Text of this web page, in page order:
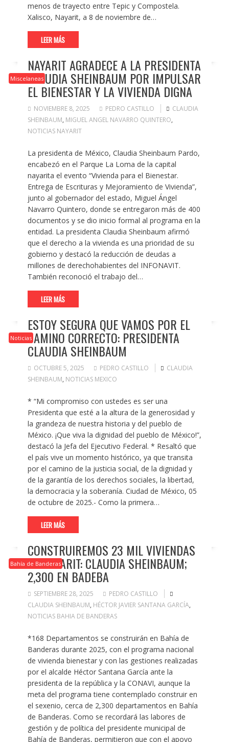
menos de trayecto entre Tepic y Compostela.
Xalisco, Nayarit, a 8 de noviembre de…
LEER MÁS
Miscelaneas
NAYARIT AGRADECE A LA PRESIDENTA
CLAUDIA SHEINBAUM POR IMPULSAR
EL BIENESTAR Y LA VIVIENDA DIGNA
NOVIEMBRE 8, 2025 PEDRO CASTILLO
CLAUDIA
SHEINBAUM, MIGUEL ANGEL NAVARRO QUINTERO,
NOTICIAS NAYARIT
La presidenta de México, Claudia Sheinbaum Pardo,
encabezó en el Parque La Loma de la capital
nayarita el evento “Vivienda para el Bienestar.
Entrega de Escrituras y Mejoramiento de Vivienda”,
junto al gobernador del estado, Miguel Ángel
Navarro Quintero, donde se entregaron más de 400
documentos y se dio inicio formal al programa en la
entidad. La presidenta Claudia Sheinbaum afirmó
que el derecho a la vivienda es una prioridad de su
gobierno y destacó la reducción de deudas a
millones de derechohabientes del INFONAVIT.
También reconoció el trabajo del…
LEER MÁS
Noticias
ESTOY SEGURA QUE VAMOS POR EL
CAMINO CORRECTO: PRESIDENTA
CLAUDIA SHEINBAUM
OCTUBRE 5, 2025 PEDRO CASTILLO
CLAUDIA
SHEINBAUM, NOTICIAS MEXICO
* “Mi compromiso con ustedes es ser una
Presidenta que esté a la altura de la generosidad y
la grandeza de nuestra historia y del pueblo de
México. ¡Que viva la dignidad del pueblo de México!”,
destacó la Jefa del Ejecutivo Federal. * Resaltó que
el país vive un momento histórico, ya que transita
por el camino de la justicia social, de la dignidad y
de la garantía de los derechos sociales, la libertad,
la democracia y la soberanía. Ciudad de México, 05
de octubre de 2025.- Como la primera…
LEER MÁS
Bahía de Banderas
CONSTRUIREMOS 23 MIL VIVIENDAS
EN NAYARIT: CLAUDIA SHEINBAUM;
2,300 EN BADEBA
SEPTIEMBRE 28, 2025
PEDRO CASTILLO
CLAUDIA SHEINBAUM, HÉCTOR JAVIER SANTANA GARCÍA,
NOTICIAS BAHIA DE BANDERAS
*168 Departamentos se construirán en Bahía de
Banderas durante 2025, con el programa nacional
de vivienda bienestar y con las gestiones realizadas
por el alcalde Héctor Santana García ante la
presidenta de la república y la CONAVI, aunque la
meta del programa tiene contemplado construir en
el sexenio, cerca de 2,300 departamentos en Bahía
de Banderas. Como se recordará las labores de
gestión y de política del presidente municipal de
Bahía de Banderas, permitieron que con el apoyo